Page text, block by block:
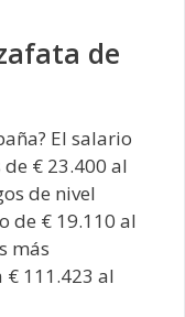
de
El salario
€ 23.400 al
de nivel
de € 19.110 al
más
111.423 al